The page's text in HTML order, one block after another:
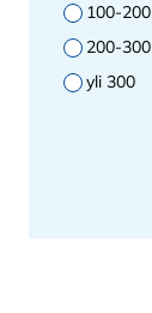
100-200
200-300
yli 300